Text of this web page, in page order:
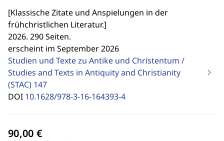
[Klassische Zitate und Anspielungen in der
frühchristlichen Literatur.]
2026. 290 Seiten.
erscheint im September 2026
Studien und Texte zu Antike und Christentum /
Studies and Texts in Antiquity and Christianity
(STAC) 147
DOI 10.1628/978-3-16-164393-4